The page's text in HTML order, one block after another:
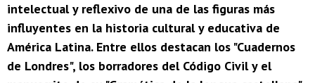
intelectual y reflexivo de una de las figuras más
influyentes en la historia cultural y educativa de
América Latina. Entre ellos destacan los "Cuadernos
de Londres", los borradores del Código Civil y el